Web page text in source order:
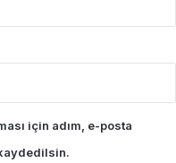
için adım, e-posta